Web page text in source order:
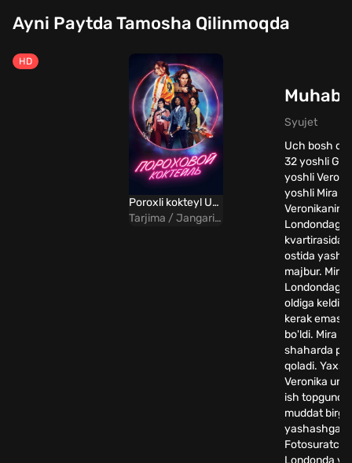
Ayni Paytda Tamosha Qilinmoqda
HD
Poroxli kokteyl Uzbek tilida
Tarjima / Jangari / Komediya
Syujet
Uch bosh
32 yoshli
yoshli
yoshli Mira
Veronikaning
Londondagi
kvartirasida
ostida
majbur. Mira
Londondagi
oldiga keldi,
kerak
bo'ldi. Mira
shaharda
qoladi.
Veronika uni
ish
muddat birga
yashashga
Fotosuratchi